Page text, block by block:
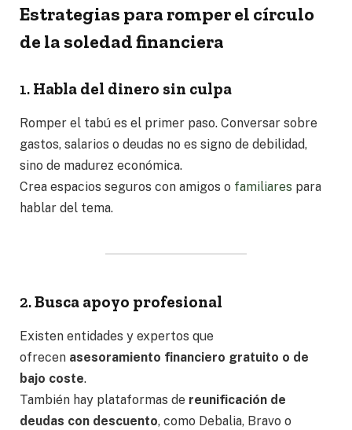
Estrategias para romper el círculo
de la soledad financiera
1. Habla del dinero sin culpa
Romper el tabú es el primer paso. Conversar sobre
gastos, salarios o deudas no es signo de debilidad,
sino de madurez económica.
Crea espacios seguros con amigos o familiares para
hablar del tema.
2.Busca apoyo profesional
Existen entidades y expertos que
ofrecen asesoramiento financiero gratuito o de
bajo coste.
También hay plataformas de reunificación de
deudas con descuento, como Debalia, Bravo o